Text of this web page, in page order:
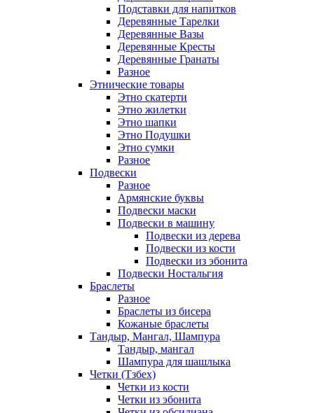
Подставки для напитков
Деревянные Тарелки
Деревянные Вазы
Деревянные Кресты
Деревянные Гранаты
Разное
Этнические товары
Этно скатерти
Этно жилетки
Этно шапки
Этно Подушки
Этно сумки
Разное
Подвески
Разное
Армянские буквы
Подвески маски
Подвески в машину
Подвески из дерева
Подвески из кости
Подвески из эбонита
Подвески Ностальгия
Браслеты
Разное
Браслеты из бисера
Кожаные браслеты
Тандыр, Мангал, Шампура
Тандыр, мангал
Шампура для шашлыка
Четки (Тзбех)
Четки из кости
Четки из эбонита